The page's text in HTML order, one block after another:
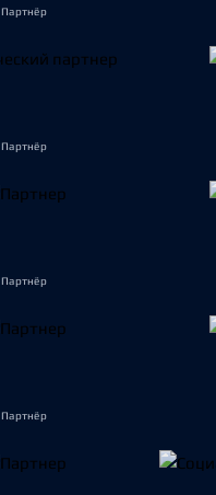
Партнёр
Партнёр
Партнёр
Партнёр